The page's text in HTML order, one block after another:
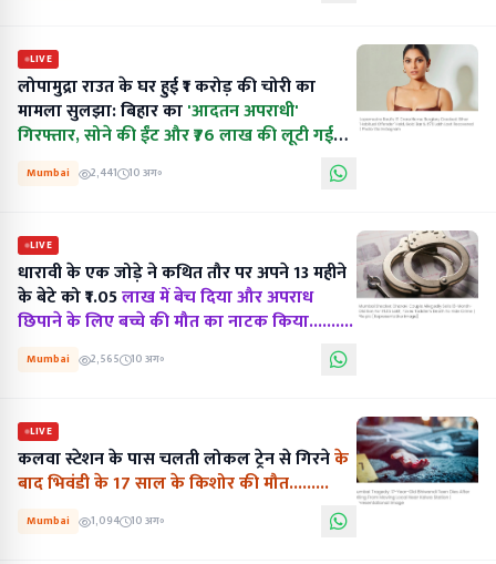
LIVE
लोपामुद्रा राउत के घर हुई ₹1 करोड़ की चोरी का
मामला सुलझा: बिहार का'आदतन अपराधी'
गिरफ्तार, सोने की ईंट और ₹76 लाख की लूटी गई
Mumbai 2,441 10 अग॰
LIVE
धारावी के एक जोड़े ने कथित तौर पर अपने 13 महीने
के बेटे को ₹1.05लाख में बेच दिया और अपराध
छिपाने के लिए बच्चे की मौत का नाटक किया..........
Mumbai 2,565 10 अग॰
LIVE
कलवा स्टेशन के पास चलती लोकल ट्रेन से गिरनेके
बाद भिवंडी के 17 साल के किशोर की मौत.........
Mumbai 1,094 10 अग॰